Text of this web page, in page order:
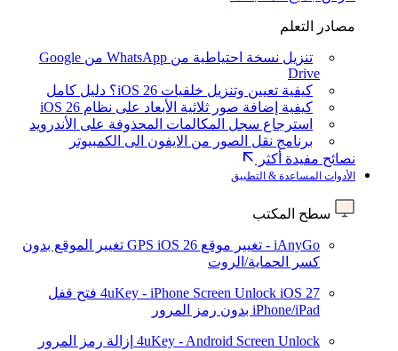
مصادر التعلم
تنزيل نسخة احتياطية من WhatsApp من Google
Drive
كيفية تعيين وتنزيل خلفيات iOS 26؟ دليل كامل
كيفية إضافة صور ثلاثية الأبعاد على نظام iOS 26
استرجاع سجل المكالمات المحذوفة على الأندرويد
برنامج نقل الصور من الايفون الى الكمبيوتر
نصائح مفيدة أكثر
الأدوات المساعدة & التطبيق
سطح المكتب
iAnyGo - تغيير موقع GPS iOS 26
تغيير الموقع بدون
كسر الحماية/الروت
4uKey - iPhone Screen Unlock iOS 27
فتح قفل
iPhone/iPad بدون رمز المرور
4uKey - Android Screen Unlock إزالة رمز المرور